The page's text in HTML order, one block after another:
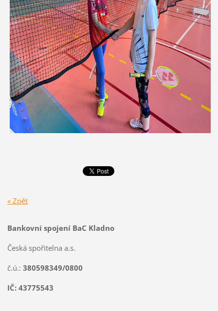
« Zpět
Bankovní spojení BaC Kladno
Česká spořitelna a.s.
č.ú.: 380598349/0800
IČ: 43775543